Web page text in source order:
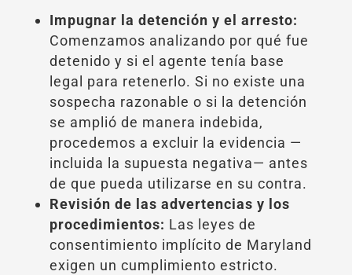
Impugnar la detención y el arresto:
Comenzamos analizando por qué fue
detenido y si el agente tenía base
legal para retenerlo. Si no existe una
sospecha razonable o si la detención
se amplió de manera indebida,
procedemos a excluir la evidencia —
incluida la supuesta negativa— antes
de que pueda utilizarse en su contra.
Revisión de las advertencias y los
procedimientos: Las leyes de
consentimiento implícito de Maryland
exigen un cumplimiento estricto.